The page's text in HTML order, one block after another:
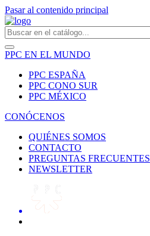
Pasar al contenido principal
PPC EN EL MUNDO
PPC ESPAÑA
PPC CONO SUR
PPC MÉXICO
CONÓCENOS
QUIÉNES SOMOS
CONTACTO
PREGUNTAS FRECUENTES
NEWSLETTER